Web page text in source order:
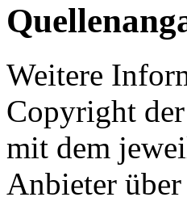
Weitere
Copyright
mit dem
Anbieter